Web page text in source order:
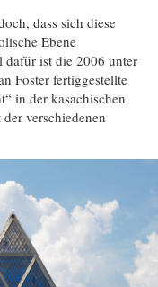
dass sich diese
Ebene
dafür ist die 2006 unter
Foster fertiggestellte
in der kasachischen
verschiedenen